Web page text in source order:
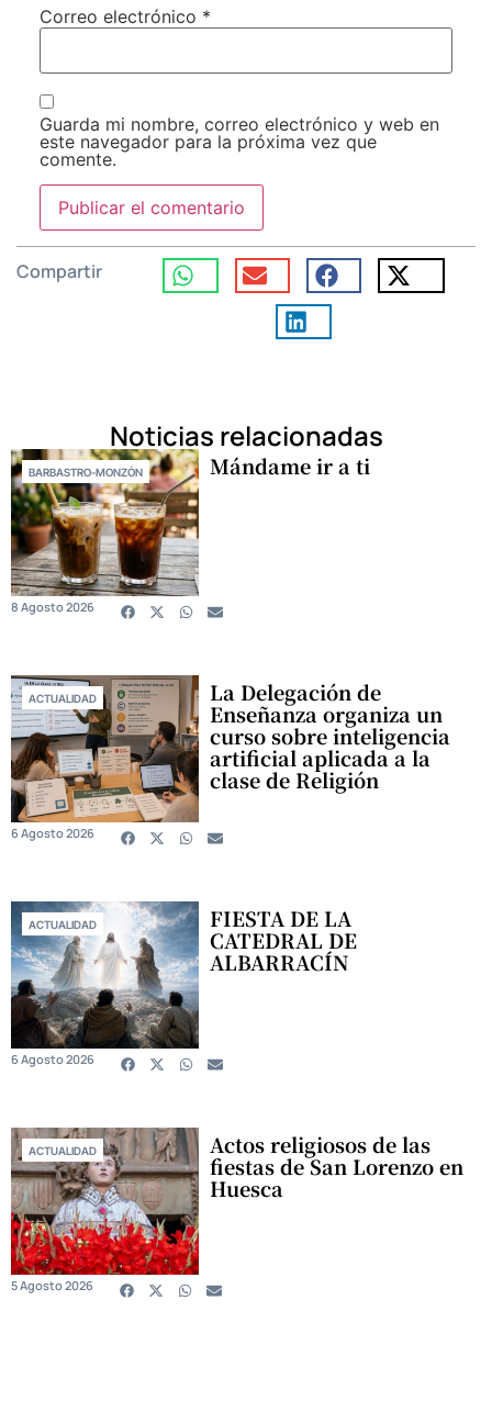
Correo electrónico *
Guarda mi nombre, correo electrónico y web en
este navegador para la próxima vez que
comente.
Compartir
Noticias relacionadas
BARBASTRO-MONZÓN Mándame ir a ti
8 Agosto 2026
ACTUALIDAD La Delegación de
Enseñanza organiza un
curso sobre inteligencia
artificial aplicada a la
clase de Religión
6 Agosto 2026
ACTUALIDAD FIESTA DE LA
CATEDRAL DE
ALBARRACÍN
6 Agosto 2026
ACTUALIDAD Actos religiosos de las
fiestas de San Lorenzo en
Huesca
5 Agosto 2026